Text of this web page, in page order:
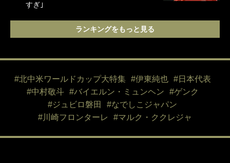
すぎ｣
ランキングをもっと見る
#北中米ワールドカップ大特集 #伊東純也
#日本代表
#中村敬斗
#バイエルン・ミュンヘン
#ゲンク
#ジュビロ磐田
#なでしこジャパン
#川崎フロンターレ
#マルク・ククレジャ